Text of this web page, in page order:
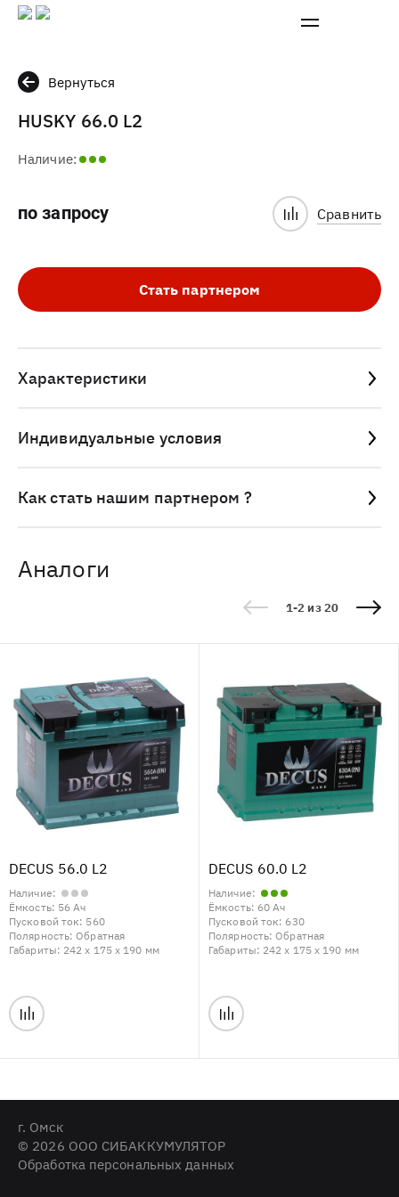
Вернуться
HUSKY 66.0 L2
Наличие:
по запросу Сравнить
Стать партнером
Характеристики
Индивидуальные условия
Как стать нашим партнером ?
Аналоги
1-2 из 20
DECUS 56.0 L2
Наличие:
Ёмкость: 56 Ач
Пусковой ток: 560
Полярность:Обратная
Габариты: 242 x 175 x 190 мм
DECUS 60.0 L2
Наличие:
Ёмкость: 60 Ач
Пусковой ток: 630
Полярность:Обратная
Габариты: 242 x 175 x 190 мм
г. Омск
© 2026 ООО СИБАККУМУЛЯТОР
Обработка персональных данных